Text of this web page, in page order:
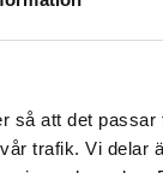
så att det
trafik. Vi delar